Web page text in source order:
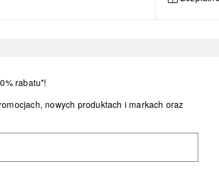
rabatu*!
nowych produktach i markach oraz